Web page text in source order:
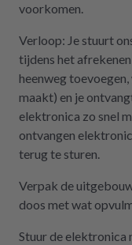
voorkomen.
Verloop: Je stuurt
tijdens het
heenweg
maakt) en je
elektronica zo snel
ontvangen
terug te sturen.
Verpak de
doos met wat
Stuur de elektronica